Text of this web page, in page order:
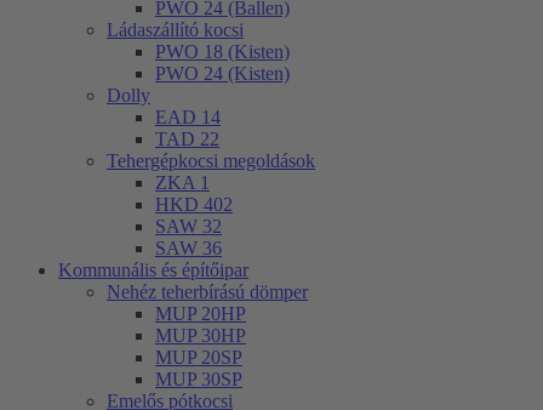
PWO 24 (Ballen)
Ládaszállító kocsi
PWO 18 (Kisten)
PWO 24 (Kisten)
Dolly
EAD 14
TAD 22
Tehergépkocsi megoldások
ZKA 1
HKD 402
SAW 32
SAW 36
Kommunális és építőipar
Nehéz teherbírású dömper
MUP 20HP
MUP 30HP
MUP 20SP
MUP 30SP
Emelős pótkocsi